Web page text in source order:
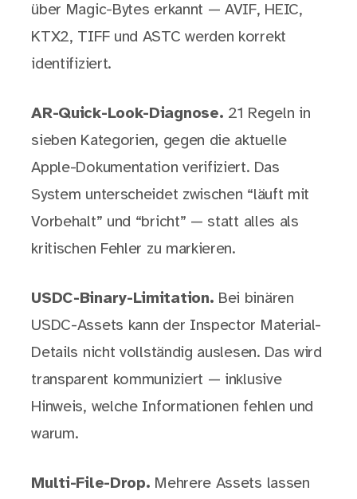
über Magic-Bytes erkannt — AVIF, HEIC,
KTX2, TIFF und ASTC werden korrekt
identifiziert.
AR-Quick-Look-Diagnose. 21 Regeln in
sieben Kategorien, gegen die aktuelle
Apple-Dokumentation verifiziert. Das
System unterscheidet zwischen “läuft mit
Vorbehalt” und “bricht” — statt alles als
kritischen Fehler zu markieren.
USDC-Binary-Limitation. Bei binären
USDC-Assets kann der Inspector Material-
Details nicht vollständig auslesen. Das wird
transparent kommuniziert — inklusive
Hinweis, welche Informationen fehlen und
warum.
Multi-File-Drop. Mehrere Assets lassen